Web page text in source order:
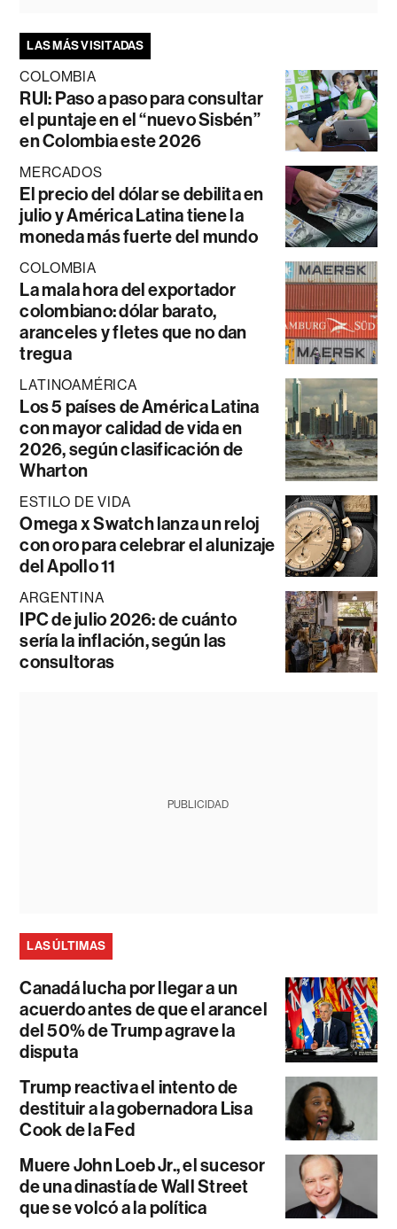
LAS MÁS VISITADAS
COLOMBIA
RUI: Paso a paso para consultar
el puntaje en el “nuevo Sisbén”
en Colombia este 2026
MERCADOS
El precio del dólar se debilita en
julio y América Latina tiene la
moneda más fuerte del mundo
COLOMBIA
La mala hora del exportador
colombiano: dólar barato,
aranceles y fletes que no dan
tregua
LATINOAMÉRICA
Los 5 países de América Latina
con mayor calidad de vida en
2026, según clasificación de
Wharton
ESTILO DE VIDA
Omega x Swatch lanza un reloj
con oro para celebrar el alunizaje
del Apollo 11
ARGENTINA
IPC de julio 2026: de cuánto
sería la inflación, según las
consultoras
PUBLICIDAD
LAS ÚLTIMAS
Canadá lucha por llegar a un
acuerdo antes de que el arancel
del 50% de Trump agrave la
disputa
Trump reactiva el intento de
destituir a la gobernadora Lisa
Cook de la Fed
Muere John Loeb Jr., el sucesor
de una dinastía de Wall Street
que se volcó a la política